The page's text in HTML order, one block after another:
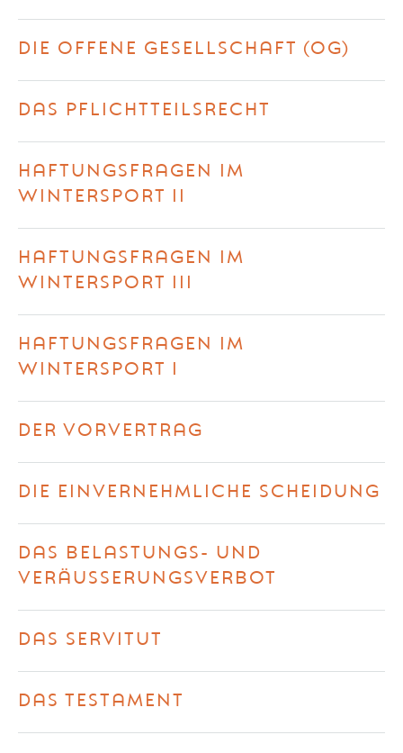
DIE OFFENE GESELLSCHAFT (OG)
DAS PFLICHTTEILSRECHT
HAFTUNGSFRAGEN IM
WINTERSPORT II
HAFTUNGSFRAGEN IM
WINTERSPORT III
HAFTUNGSFRAGEN IM
WINTERSPORT I
DER VORVERTRAG
DIE EINVERNEHMLICHE SCHEIDUNG
DAS BELASTUNGS- UND
VERÄUSSERUNGSVERBOT
DAS SERVITUT
DAS TESTAMENT